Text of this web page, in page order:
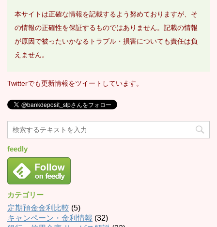
本サイトは正確な情報を記載するよう努めておりますが、そ
の情報の正確性を保証するものではありません。記載の情報
が原因で被ったいかなるトラブル・損害についても責任は負
えません。
Twitterでも更新情報をツイートしています。
feedly
カテゴリー
定期預金金利比較 (5)
キャンペーン・金利情報 (32)